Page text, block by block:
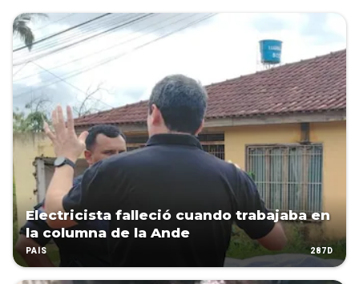
Electricista falleció cuando trabajaba en
la columna de la Ande
PAÍS 287D